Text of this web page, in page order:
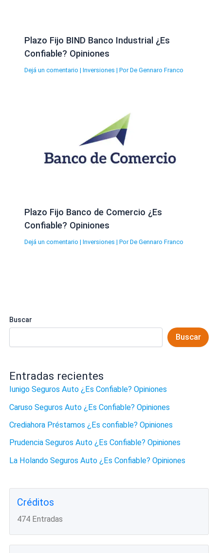
Plazo Fijo BIND Banco Industrial ¿Es
Confiable? Opiniones
Dejá un comentario | Inversiones | Por De Gennaro Franco
Plazo Fijo Banco de Comercio ¿Es
Confiable? Opiniones
Dejá un comentario | Inversiones | Por De Gennaro Franco
Buscar
Buscar
Entradas recientes
Iunigo Seguros Auto ¿Es Confiable? Opiniones
Caruso Seguros Auto ¿Es Confiable? Opiniones
Crediahora Préstamos ¿Es confiable? Opiniones
Prudencia Seguros Auto ¿Es Confiable? Opiniones
La Holando Seguros Auto ¿Es Confiable? Opiniones
Créditos
474 Entradas